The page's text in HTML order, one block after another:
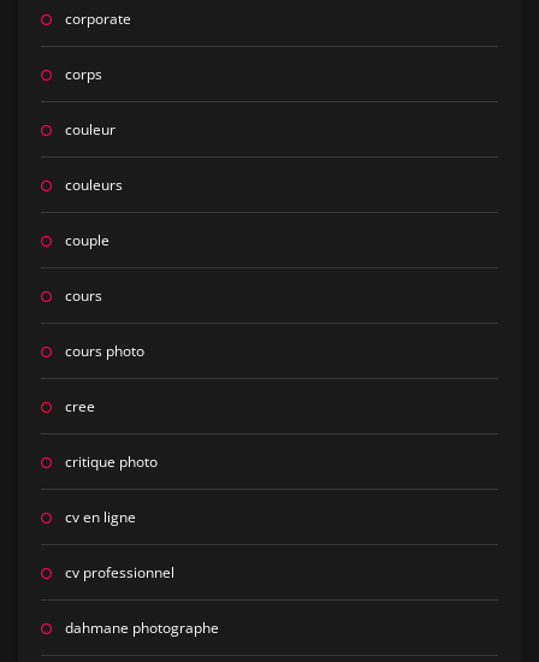
corporate
corps
couleur
couleurs
couple
cours
cours photo
cree
critique photo
cv en ligne
cv professionnel
dahmane photographe